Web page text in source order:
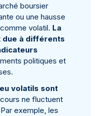
boursier
ou une hausse
volatil. La
due à différents
politiques et
volatils sont
cours ne fluctuent
exemple, les